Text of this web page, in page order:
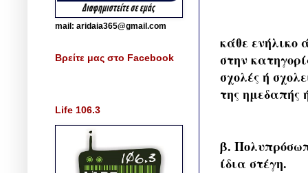
κάθε ενήλικο
στην
σχολές ή
της ημεδαπής
β.
ίδια στέγη.
mail: aridaia365@gmail.com
Βρείτε μας στο Facebook
Life 106.3